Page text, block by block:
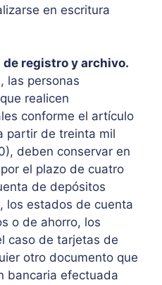
en escritura
registro y archivo.
las personas
realicen
conforme el artículo
partir de treinta mil
deben conservar en
el plazo de cuatro
de depósitos
los estados de cuenta
o de ahorro, los
caso de tarjetas de
otro documento que
bancaria efectuada